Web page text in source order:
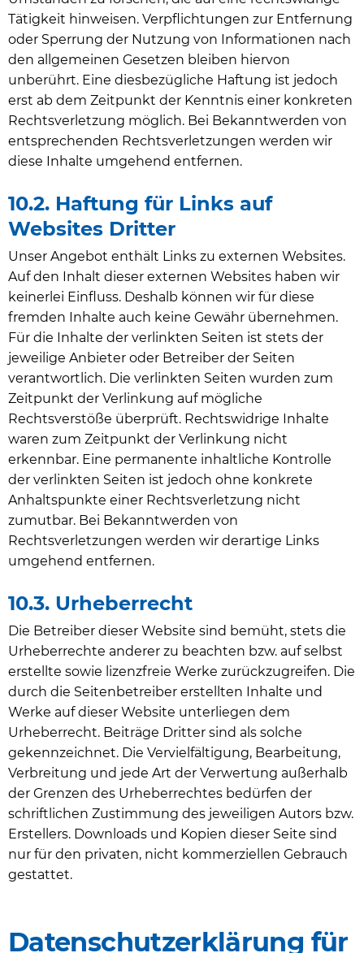
Tätigkeit hinweisen. Verpflichtungen zur Entfernung
oder Sperrung der Nutzung von Informationen nach
den allgemeinen Gesetzen bleiben hiervon
unberührt. Eine diesbezügliche Haftung ist jedoch
erst ab dem Zeitpunkt der Kenntnis einer konkreten
Rechtsverletzung möglich. Bei Bekanntwerden von
entsprechenden Rechtsverletzungen werden wir
diese Inhalte umgehend entfernen.
10.2. Haftung für Links auf
Websites Dritter
Unser Angebot enthält Links zu externen Websites.
Auf den Inhalt dieser externen Websites haben wir
keinerlei Einfluss. Deshalb können wir für diese
fremden Inhalte auch keine Gewähr übernehmen.
Für die Inhalte der verlinkten Seiten ist stets der
jeweilige Anbieter oder Betreiber der Seiten
verantwortlich. Die verlinkten Seiten wurden zum
Zeitpunkt der Verlinkung auf mögliche
Rechtsverstöße überprüft. Rechtswidrige Inhalte
waren zum Zeitpunkt der Verlinkung nicht
erkennbar. Eine permanente inhaltliche Kontrolle
der verlinkten Seiten ist jedoch ohne konkrete
Anhaltspunkte einer Rechtsverletzung nicht
zumutbar. Bei Bekanntwerden von
Rechtsverletzungen werden wir derartige Links
umgehend entfernen.
10.3. Urheberrecht
Die Betreiber dieser Website sind bemüht, stets die
Urheberrechte anderer zu beachten bzw. auf selbst
erstellte sowie lizenzfreie Werke zurückzugreifen. Die
durch die Seitenbetreiber erstellten Inhalte und
Werke auf dieser Website unterliegen dem
Urheberrecht. Beiträge Dritter sind als solche
gekennzeichnet. Die Vervielfältigung, Bearbeitung,
Verbreitung und jede Art der Verwertung außerhalb
der Grenzen des Urheberrechtes bedürfen der
schriftlichen Zustimmung des jeweiligen Autors bzw.
Erstellers. Downloads und Kopien dieser Seite sind
nur für den privaten, nicht kommerziellen Gebrauch
gestattet.
Datenschutzerklärung für